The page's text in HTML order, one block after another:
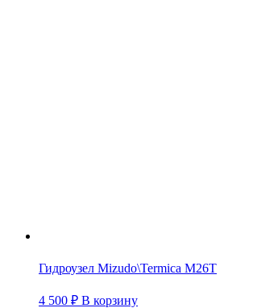
Гидроузел Mizudo\Termica М26Т
4 500 ₽ В корзину